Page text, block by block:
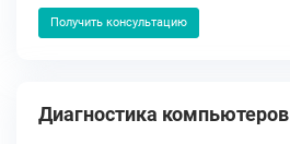
Получить консультацию
Диагностика компьютеров